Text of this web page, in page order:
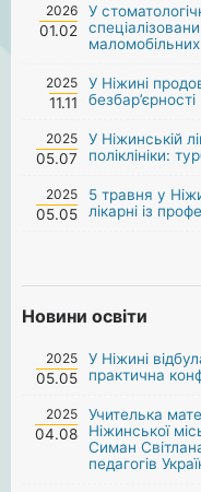
2026
01.02
У
2025
11.11
У Ніжині
2025
05.07
У Ніжинській
поліклініки:
2025
05.05
5 травня у
лікарні із
Новини освіти
2025
05.05
У Ніжині
практична
2025
04.08
Учителька
Ніжинської
Симан
педагогів